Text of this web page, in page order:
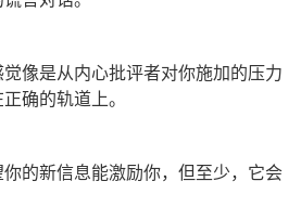
像是从内心批评者对你施加的压力
确的轨道上。
的新信息能激励你，但至少，它会